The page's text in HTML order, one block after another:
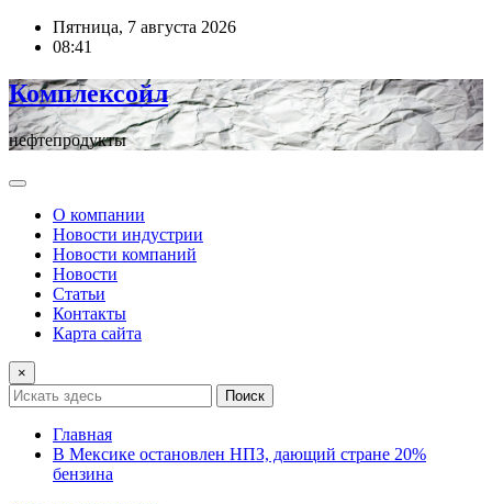
ПерейтиПятница, 7 августа 2026
08:41
Комплексойл
нефтепродукты
О компании
Новости индустрии
Новости компаний
Новости
Статьи
Контакты
Карта сайта
×
Поиск
Главная
В Мексике остановлен НПЗ, дающий стране 20%
бензина